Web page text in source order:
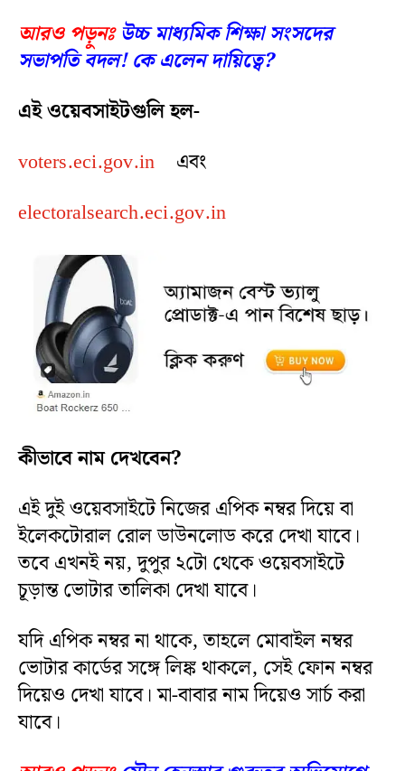
আরও পড়ুনঃ উচ্চ মাধ্যমিক শিক্ষা সংসদের
সভাপতি বদল! কে এলেন দায়িত্বে?
এই ওয়েবসাইটগুলি হল-
voters.eci.gov.in
এবং
electoralsearch.eci.gov.in
কীভাবে নাম দেখবেন?
এই দুই ওয়েবসাইটে নিজের এপিক নম্বর দিয়ে বা
ইলেকটোরাল রোল ডাউনলোড করে দেখা যাবে।
তবে এখনই নয়, দুপুর ২টো থেকে ওয়েবসাইটে
চূড়ান্ত ভোটার তালিকা দেখা যাবে।
যদি এপিক নম্বর না থাকে, তাহলে মোবাইল নম্বর
ভোটার কার্ডের সঙ্গে লিঙ্ক থাকলে, সেই ফোন নম্বর
দিয়েও দেখা যাবে। মা-বাবার নাম দিয়েও সার্চ করা
যাবে।